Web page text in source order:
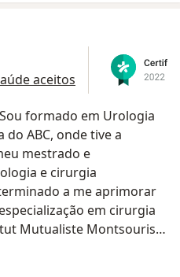
aceitos
formado em Urologia
do ABC, onde tive a
mestrado e
e cirurgia
a me aprimorar
em cirurgia
Mutualiste Montsouris
certificado como cirurgião